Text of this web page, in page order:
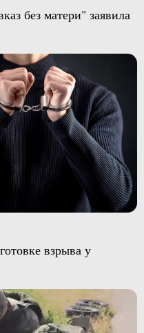
без матери" заявила
взрыва у